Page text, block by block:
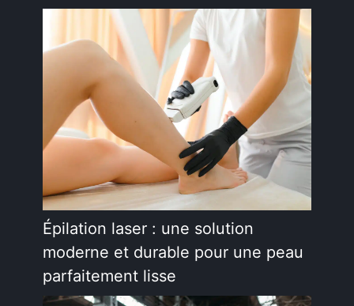
Épilation laser : une solution
moderne et durable pour une peau
parfaitement lisse